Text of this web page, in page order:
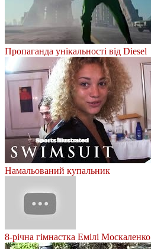
Пропаганда унікальності від Diesel
Намальований купальник
8-річна гімнастка Емілі Москаленко